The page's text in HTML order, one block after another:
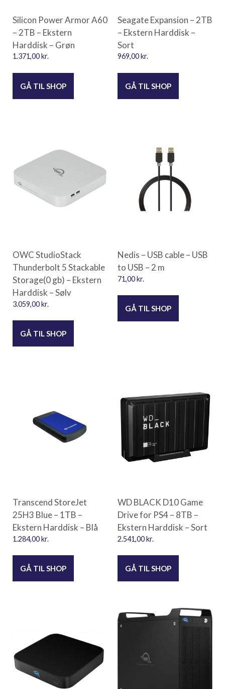
Silicon Power Armor A60
– 2TB – Ekstern
Harddisk – Grøn
1.371,00kr.
GÅ TIL SHOP
Seagate Expansion – 2TB
– Ekstern Harddisk –
Sort
969,00kr.
GÅ TIL SHOP
OWC StudioStack
Thunderbolt 5 Stackable
Storage(0 gb) – Ekstern
Harddisk – Sølv
3.059,00kr.
GÅ TIL SHOP
Nedis – USB cable – USB
to USB – 2 m
71,00kr.
GÅ TIL SHOP
Transcend StoreJet
25H3 Blue – 1TB –
Ekstern Harddisk – Blå
1.284,00kr.
GÅ TIL SHOP
WD BLACK D10 Game
Drive for PS4 – 8TB –
Ekstern Harddisk – Sort
2.541,00kr.
GÅ TIL SHOP